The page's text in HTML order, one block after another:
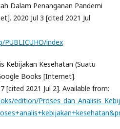
Dalam Penanganan Pandemi
2020 Jul 3 [cited 2021 Jul
PUBLICUHO/index
Kebijakan Kesehatan (Suatu
Books [Internet].
[cited 2021 Jul 2]. Available from:
edition/